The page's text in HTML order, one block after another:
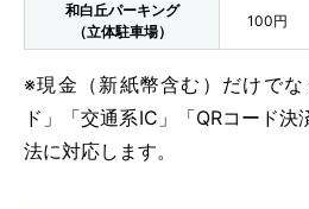
和白丘パーキング
（立体駐車場）
100円
※現金（新紙幣含む）だけで
ド」「交通系IC」「QRコード
法に対応します。